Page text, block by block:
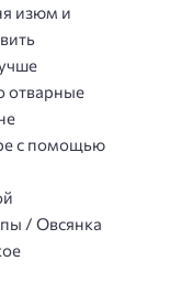
изюм и
отварные
с помощью
/ Овсянка